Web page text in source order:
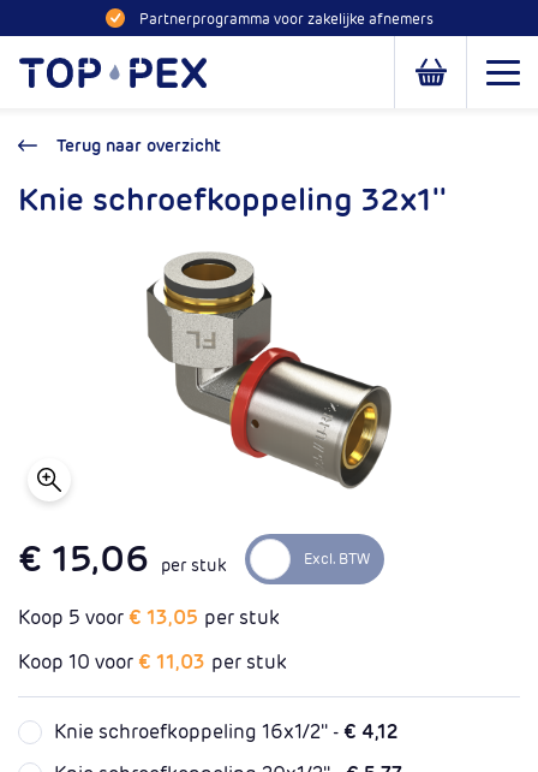
Naar inhoud Partnerprogramma voor zakelijke afnemers
Toppex
Open of
Terug naar overzicht
Knie schroefkoppeling 32x1''
€ 15,06 per stuk
Koop 5 voor€ 13,05 per stuk
Koop 10 voor€ 11,03 per stuk
Knie schroefkoppeling 16x1/2'' -€ 4,12